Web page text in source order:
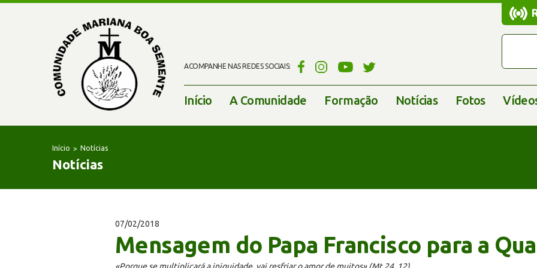
ACOMPANHE NAS REDES SOCIAIS:
Início A Comunidade Formação Notícias Fotos
Início Notícias
Notícias
07/02/2018
Mensagem do Papa Francisco para a